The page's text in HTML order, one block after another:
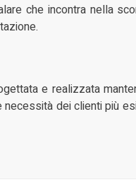
che incontra nella
e realizzata
dei clienti più